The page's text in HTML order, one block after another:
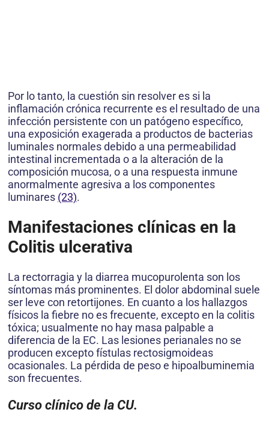
Por lo tanto, la cuestión sin resolver es si la
inflamación crónica recurrente es el resultado de una
infección persistente con un patógeno específico,
una exposición exagerada a productos de bacterias
luminales normales debido a una permeabilidad
intestinal incrementada o a la alteración de la
composición mucosa, o a una respuesta inmune
anormalmente agresiva a los componentes
luminares (23).
Manifestaciones cl ínicas en la
Colitis ulcerativa
La rectorragia y la diarrea mucopurolenta son los
síntomas más prominentes. El dolor abdominal suele
ser leve con retortijones. En cuanto a los hallazgos
físicos la fiebre no es frecuente, excepto en la colitis
tóxica; usualmente no hay masa palpable a
diferencia de la EC. Las lesiones perianales no se
producen excepto fístulas rectosigmoideas
ocasionales. La pérdida de peso e hipoalbuminemia
son frecuentes.
Curso clínico de la CU.